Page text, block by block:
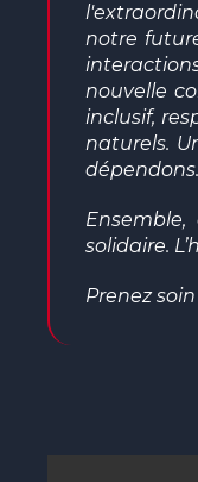
notre
nouvelle
inclusif,
naturels.
Ensemble,
solidaire.
Prenez